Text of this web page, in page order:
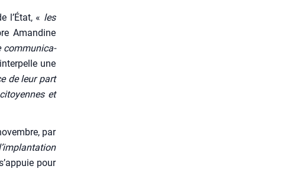
l’É­tat, « les
Aman­dine
com­mu­ni­ca­
une
de leur part
et
par
pour